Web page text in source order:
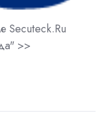
Secuteck.Ru
>>